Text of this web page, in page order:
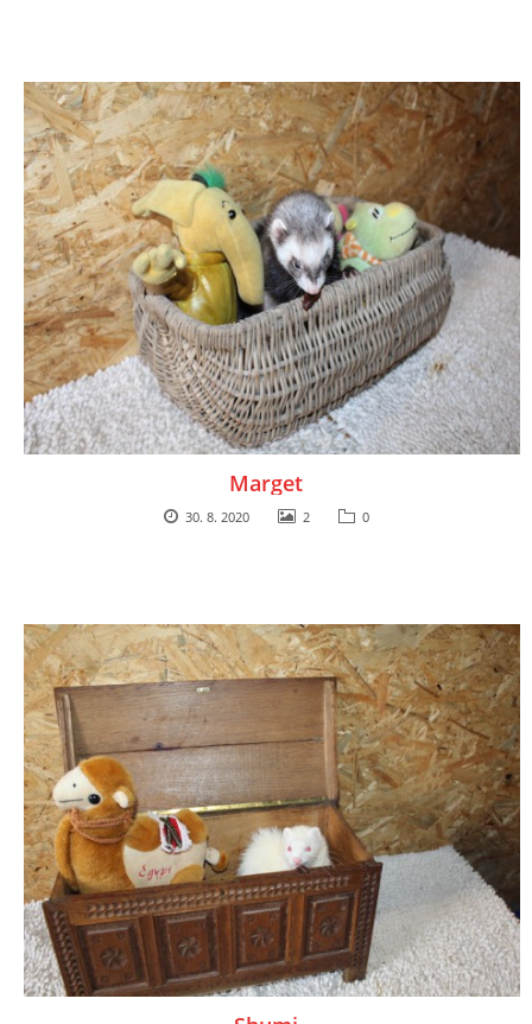
Marget
30. 8. 2020 2 0